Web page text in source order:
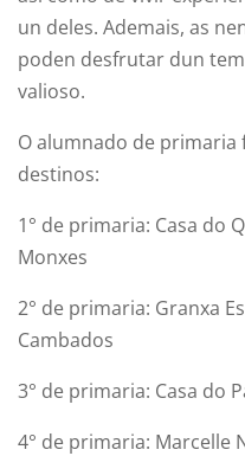
un deles. Ademais, as
poden desfrutar dun
valioso.
O alumnado de primaria
destinos:
1° de primaria: Casa do
Monxes
2° de primaria: Granxa
Cambados
3° de primaria: Casa do
4° de primaria: Marcelle